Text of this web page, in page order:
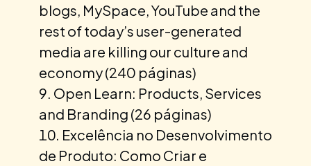
blogs, MySpace, YouTube and the
rest of today’s user-generated
media are killing our culture and
economy (240 páginas)
Open Learn: Products, Services
and Branding (26 páginas)
Excelência no Desenvolvimento
de Produto: Como Criar e